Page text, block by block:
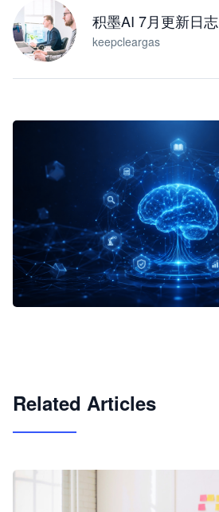
积墨AI 7月更新日志
keepcleargas
Related Articles